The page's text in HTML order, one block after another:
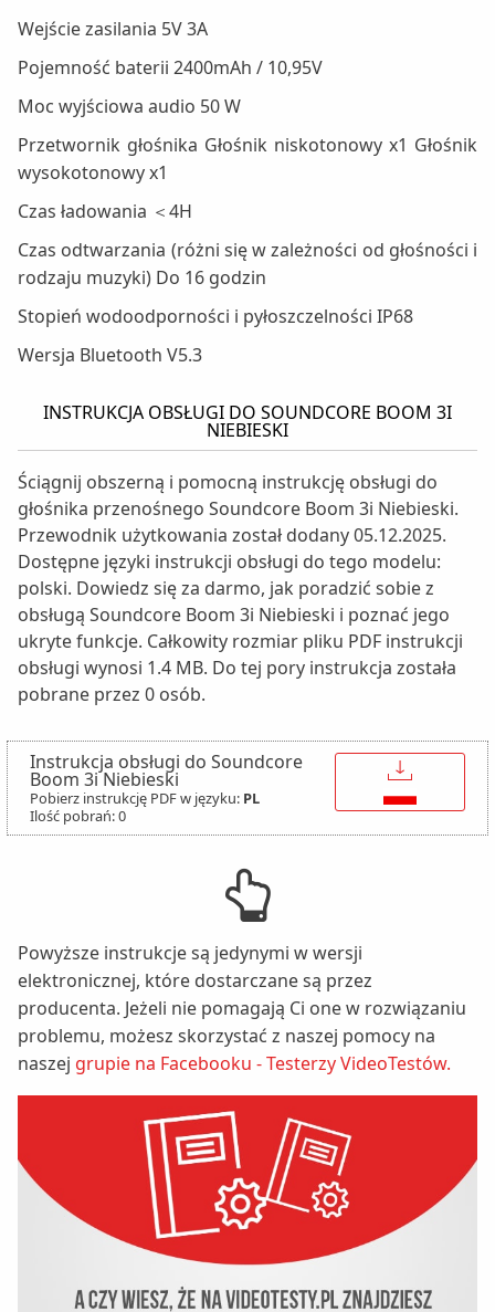
Wejście zasilania 5V 3A
Pojemność baterii 2400mAh / 10,95V
Moc wyjściowa audio 50 W
Przetwornik głośnika Głośnik niskotonowy x1 Głośnik
wysokotonowy x1
Czas ładowania ＜4H
Czas odtwarzania (różni się w zależności od głośności i
rodzaju muzyki) Do 16 godzin
Stopień wodoodporności i pyłoszczelności IP68
Wersja Bluetooth V5.3
INSTRUKCJA OBSŁUGI DO SOUNDCORE BOOM 3I
NIEBIESKI
Ściągnij obszerną i pomocną instrukcję obsługi do
głośnika przenośnego Soundcore Boom 3i Niebieski.
Przewodnik użytkowania został dodany 05.12.2025.
Dostępne języki instrukcji obsługi do tego modelu:
polski. Dowiedz się za darmo, jak poradzić sobie z
obsługą Soundcore Boom 3i Niebieski i poznać jego
ukryte funkcje. Całkowity rozmiar pliku PDF instrukcji
obsługi wynosi 1.4 MB. Do tej pory instrukcja została
pobrane przez 0 osób.
Instrukcja obsługi do Soundcore
Boom 3i Niebieski
Pobierz instrukcję PDF w języku: PL
Ilość pobrań: 0
↓
Powyższe instrukcje są jedynymi w wersji
elektronicznej, które dostarczane są przez
producenta. Jeżeli nie pomagają Ci one w rozwiązaniu
problemu, możesz skorzystać z naszej pomocy na
naszej grupie na Facebooku - Testerzy VideoTestów.